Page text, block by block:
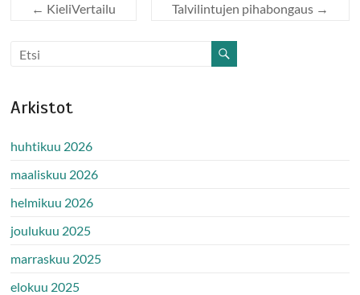
← KieliVertailu Talvilintujen pihabongaus →
Arkistot
huhtikuu 2026
maaliskuu 2026
helmikuu 2026
joulukuu 2025
marraskuu 2025
elokuu 2025